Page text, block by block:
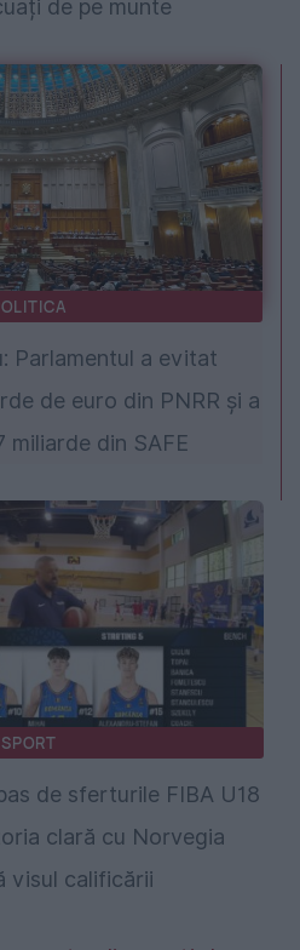
de pe munte
Parlamentul a evitat
de euro din PNRR și a
miliarde din SAFE
SPORT
de sferturile FIBA U18
clară cu Norvegia
visul calificării